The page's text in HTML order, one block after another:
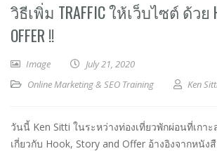
วิธีเพิ่ม TRAFFIC ให้เว็บไซต์ ด้วย
OFFER !!
Image
July 21, 2020
Online Marketing & SEO Training
Ken
วันนี้ Ken Sitti ในระหว่างท่องเที่ยวพักผ่อนที่เกา
เกี่ยวกับ Hook, Story and Offer อ้างอิงจากหนั